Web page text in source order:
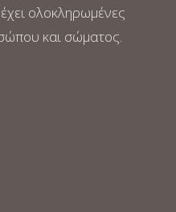
ολοκληρωμένες
και σώματος.